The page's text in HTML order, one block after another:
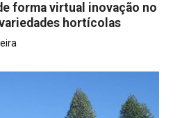
forma virtual inovação no
hortícolas